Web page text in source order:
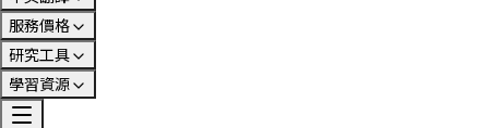
服務價格
研究工具
學習資源